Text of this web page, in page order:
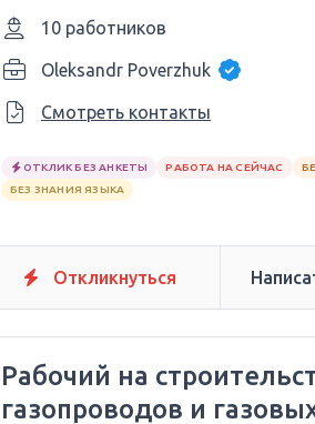
10 работников
Oleksandr Poverzhuk
Смотреть контакты
ОТКЛИК БЕЗ АНКЕТЫ РАБОТА НА СЕЙЧАС
БЕЗ ЗНАНИЯ ЯЗЫКА
Откликнуться
Рабочий на
газопроводов и